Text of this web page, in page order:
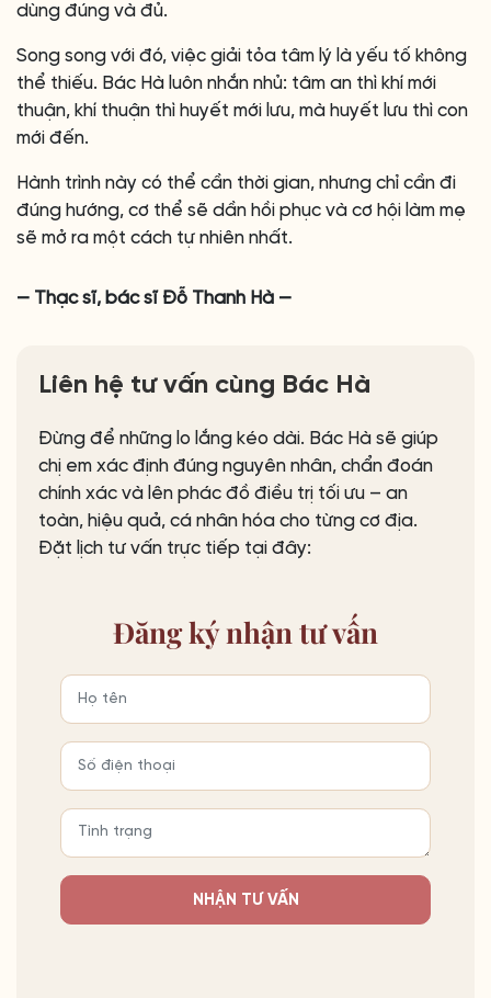
dùng đúng và đủ.
Song song với đó, việc giải tỏa tâm lý là yếu tố không
thể thiếu. Bác Hà luôn nhắn nhủ: tâm an thì khí mới
thuận, khí thuận thì huyết mới lưu, mà huyết lưu thì con
mới đến.
Hành trình này có thể cần thời gian, nhưng chỉ cần đi
đúng hướng, cơ thể sẽ dần hồi phục và cơ hội làm mẹ
sẽ mở ra một cách tự nhiên nhất.
— Thạc sĩ, bác sĩ Đỗ Thanh Hà —
Liên hệ tư vấn cùng Bác Hà
Đừng để những lo lắng kéo dài. Bác Hà sẽ giúp
chị em xác định đúng nguyên nhân, chẩn đoán
chính xác và lên phác đồ điều trị tối ưu – an
toàn, hiệu quả, cá nhân hóa cho từng cơ địa.
Đặt lịch tư vấn trực tiếp tại đây:
Đăng kýnhận tư vấn
NHẬN TƯ VẤN